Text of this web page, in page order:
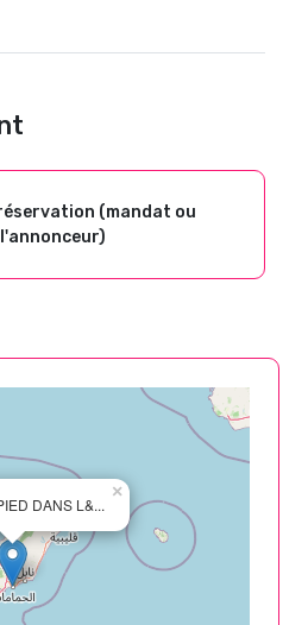
(mandat ou
DANS L&...
×